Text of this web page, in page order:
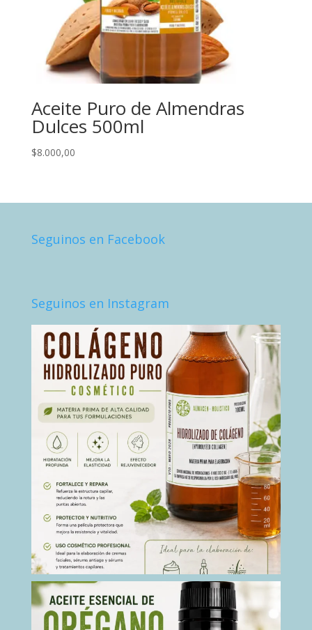
Aceite Puro de Almendras
Dulces 500ml
$8.000,00
Seguinos en Facebook
Seguinos en Instagram